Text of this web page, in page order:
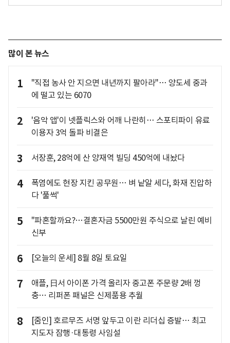
많이 본 뉴스
1
"직접 농사 안 지으면 내년까지 팔아라"… 양도세 중과
에 떨고 있는 6070
2
'음악 앱'이 넷플릭스와 어깨 나란히… 스포티파이 유료
이용자 3억 돌파 비결은
3 서장훈, 28억에 산 양재역 빌딩 450억에 내놨다
4
폭염에도 현장 지킨 공무원… 벼 낱알 세다, 화재 진압하
다 '풀썩'
5
"파혼할까요?…결혼자금 5500만원 주식으로 날린 예비
신부
6 [오늘의 운세] 8월 8일 토요일
7
애플, 日서 아이폰 가격 올리자 중고폰 주문량 2배 껑
충… 리퍼폰 패널은 신제품용 추월
8
[줌인] 호르무즈 서명 앞두고 이란 리더십 증발… 최고
지도자 잠행·대통령 사임설